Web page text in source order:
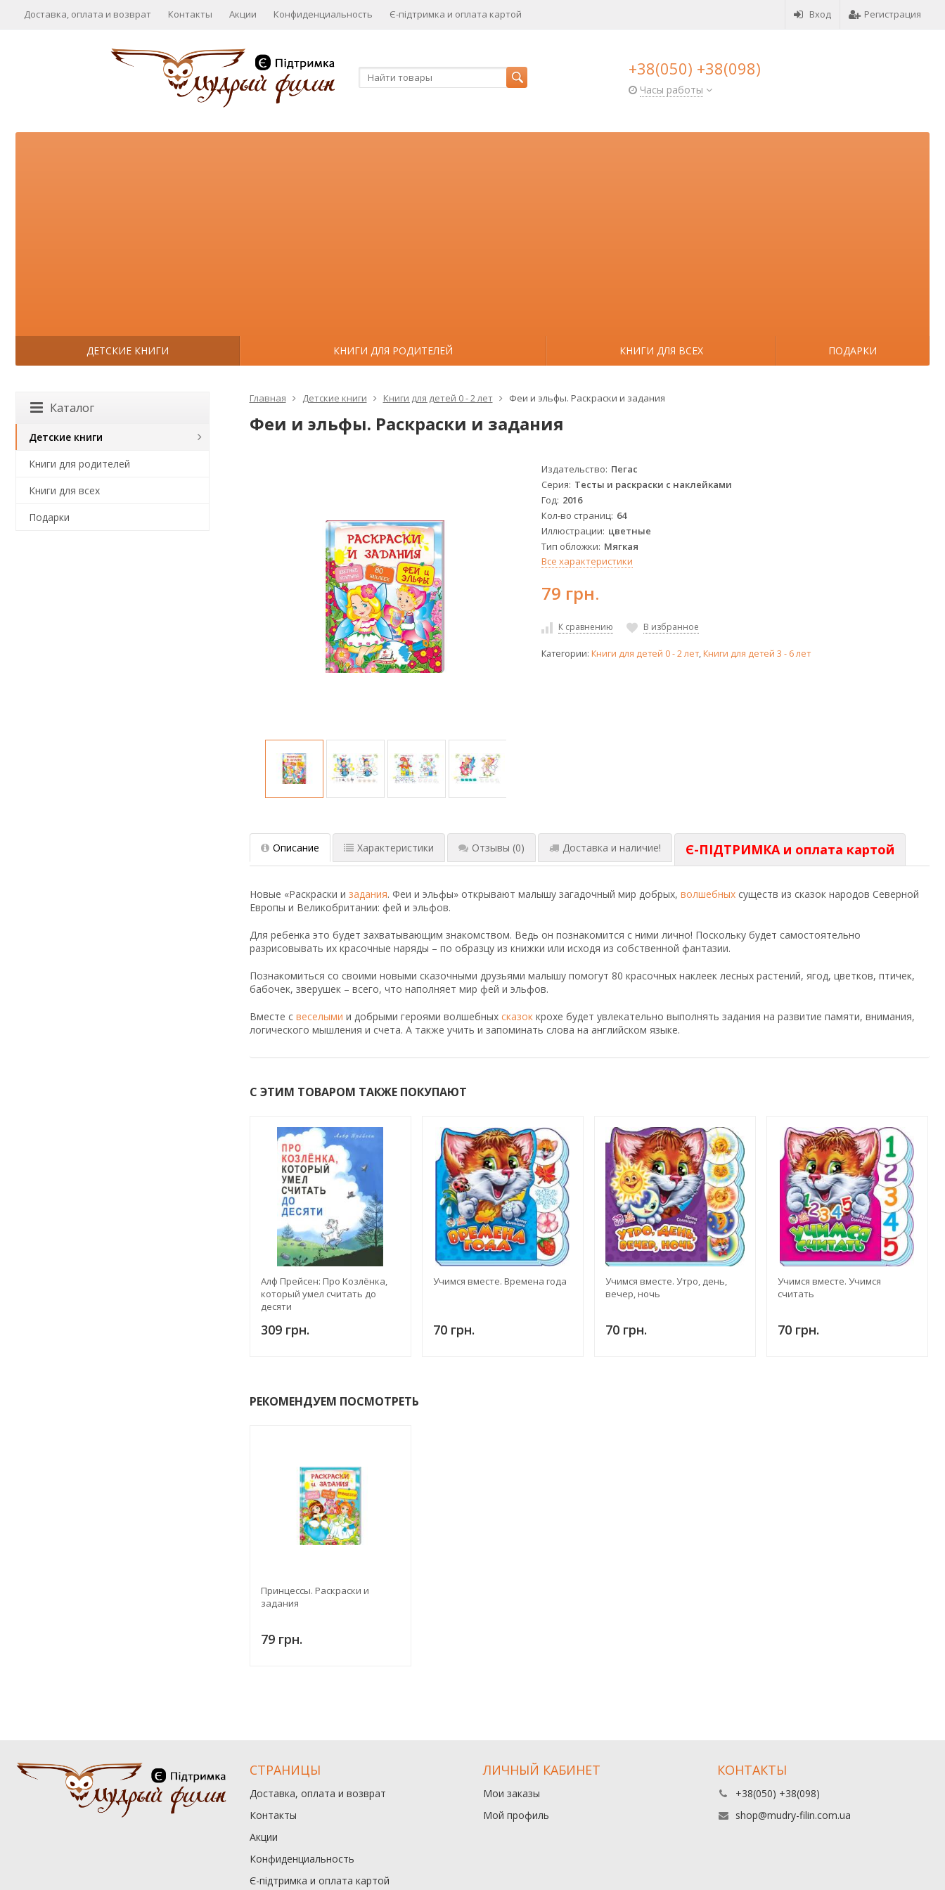
Вход Регистрация
Доставка, оплата и возврат Контакты Акции Конфиденциальность Є-підтримка и оплата картой
+38(050) +38(098)
Часы работы
ДЕТСКИЕ КНИГИ КНИГИ ДЛЯ РОДИТЕЛЕЙ КНИГИ ДЛЯ ВСЕХ ПОДАРКИ
Главная Детские книги Книги для детей 0 - 2 лет Феи и эльфы. Раскраски и задания
Феи и эльфы. Раскраски и задания
Издательство Пегас
Серия Тесты и раскраски с наклейками
Год 2016
Кол-во страниц 64
Иллюстрации цветные
Тип обложки Мягкая
Все характеристики
79 грн.
К сравнению В избранное
Категории:Книги для детей 0 - 2 лет,Книги для детей 3 - 6 лет
Описание Характеристики Отзывы (0) Доставка и наличие! Є-ПІДТРИМКА и оплата картой
Новые «Раскраски и задания. Феи и эльфы» открывают малышу загадочный мир добрых, волшебныхсуществ из сказок народов Северной
Европы и Великобритании: фей и эльфов.
Для ребенка это будет захватывающим знакомством. Ведь он познакомится с ними лично! Поскольку будет самостоятельно
разрисовывать их красочные наряды – по образцу из книжки или исходя из собственной фантазии.
Познакомиться со своими новыми сказочными друзьями малышу помогут 80 красочных наклеек лесных растений, ягод, цветков, птичек,
бабочек, зверушек – всего, что наполняет мир фей и эльфов.
Вместе с веселыми и добрыми героями волшебных сказоккрохе будет увлекательно выполнять задания на развитие памяти, внимания,
логического мышления и счета. А также учить и запоминать слова на английском языке.
С ЭТИМ ТОВАРОМ ТАКЖЕ ПОКУПАЮТ
Алф Прейсен: Про Козлёнка,
который умел считать до
десяти
309 грн.
Учимся вместе. Времена года
70 грн.
Учимся вместе. Утро, день,
вечер, ночь
70 грн.
Учимся вместе. Учимся
считать
70 грн.
РЕКОМЕНДУЕМ ПОСМОТРЕТЬ
Принцессы. Раскраски и
задания
79 грн.
Каталог
Детские книги
Книги для родителей
Книги для всех
Подарки
СТРАНИЦЫ
Доставка, оплата и возврат
Контакты
Акции
Конфиденциальность
Є-підтримка и оплата картой
ЛИЧНЫЙ КАБИНЕТ
Мои заказы
Мой профиль
КОНТАКТЫ
+38(050) +38(098)
shop@mudry-filin.com.ua